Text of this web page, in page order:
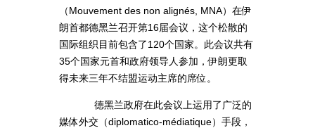
（Mouvement des non alignés, MNA）在伊
朗首都德黑兰召开第16届会议，这个松散的
国际组织目前包含了120个国家。此会议共有
35个国家元首和政府领导人参加，伊朗更取
得未来三年不结盟运动主席的席位。
德黑兰政府在此会议上运用了广泛的
媒体外交（diplomatico-médiatique）手段，